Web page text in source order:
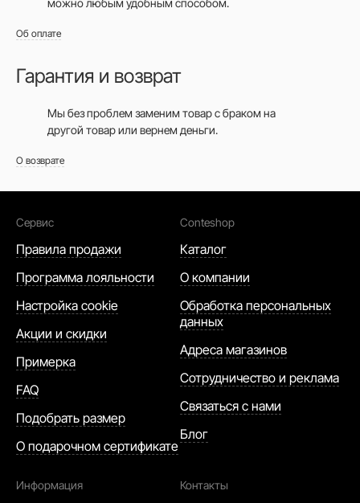
можно любым удобным способом.
Об оплате
Гарантия и возврат
Мы без проблем заменим товар с браком на
другой товар или вернем деньги.
О возврате
Сервис
Правила продажи
Программа лояльности
Настройка cookie
Акции и скидки
Примерка
FAQ
Подобрать размер
О подарочном сертификате
Conteshop
Каталог
О компании
Обработка персональных
данных
Адреса магазинов
Сотрудничество и реклама
Связаться с нами
Блог
Информация Контакты